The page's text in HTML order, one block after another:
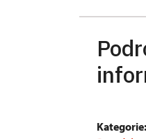
Kategorie: